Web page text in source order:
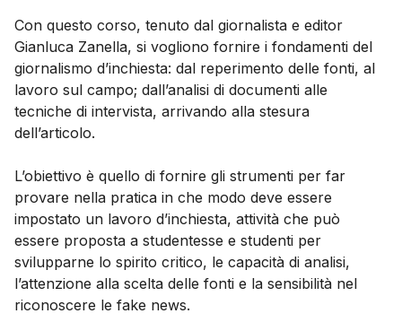
Con questo corso, tenuto dal giornalista e editor
Gianluca Zanella, si vogliono fornire i fondamenti del
giornalismo d’inchiesta: dal reperimento delle fonti, al
lavoro sul campo; dall’analisi di documenti alle
tecniche di intervista, arrivando alla stesura
dell’articolo.
L’obiettivo è quello di fornire gli strumenti per far
provare nella pratica in che modo deve essere
impostato un lavoro d’inchiesta, attività che può
essere proposta a studentesse e studenti per
svilupparne lo spirito critico, le capacità di analisi,
l’attenzione alla scelta delle fonti e la sensibilità nel
riconoscere le fake news.